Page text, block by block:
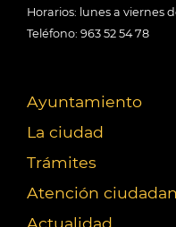
Horarios: lunes a viernes
Teléfono: 963 52 54 78
Ayuntamiento
La ciudad
Trámites
Atención
Actualidad